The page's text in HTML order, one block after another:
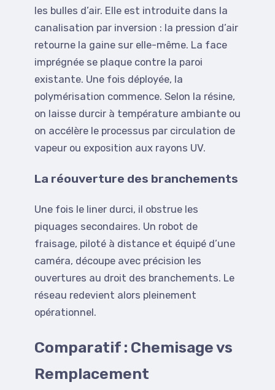
les bulles d’air. Elle est introduite dans la
canalisation par inversion : la pression d’air
retourne la gaine sur elle-même. La face
imprégnée se plaque contre la paroi
existante. Une fois déployée, la
polymérisation commence. Selon la résine,
on laisse durcir à température ambiante ou
on accélère le processus par circulation de
vapeur ou exposition aux rayons UV.
La réouverture des branchements
Une fois le liner durci, il obstrue les
piquages secondaires. Un robot de
fraisage, piloté à distance et équipé d’une
caméra, découpe avec précision les
ouvertures au droit des branchements. Le
réseau redevient alors pleinement
opérationnel.
Comparatif : Chemisage vs
Remplacement